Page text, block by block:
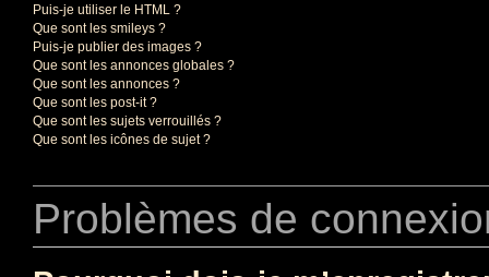
Puis-je utiliser le HTML ?
Que sont les smileys ?
Puis-je publier des images ?
Que sont les annonces globales ?
Que sont les annonces ?
Que sont les post-it ?
Que sont les sujets verrouillés ?
Que sont les icônes de sujet ?
Problèmes de